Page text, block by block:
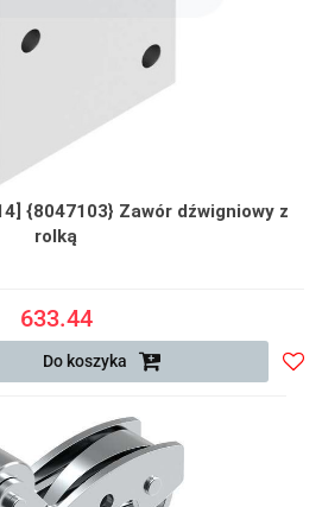
{8047103} Zawór dźwigniowy z
rolką
633.44
Do koszyka